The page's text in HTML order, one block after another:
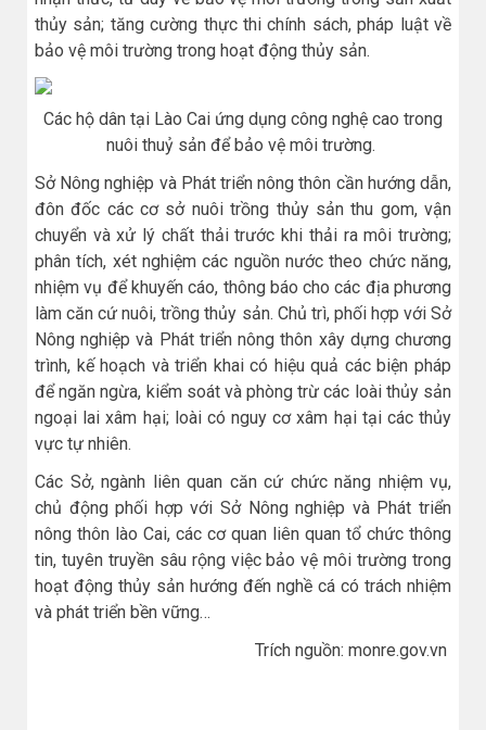
thủy sản; tăng cường thực thi chính sách, pháp luật về
bảo vệ môi trường trong hoạt động thủy sản.
Các hộ dân tại Lào Cai ứng dụng công nghệ cao trong
nuôi thuỷ sản để bảo vệ môi trường.
Sở Nông nghiệp và Phát triển nông thôn cần hướng dẫn,
đôn đốc các cơ sở nuôi trồng thủy sản thu gom, vận
chuyển và xử lý chất thải trước khi thải ra môi trường;
phân tích, xét nghiệm các nguồn nước theo chức năng,
nhiệm vụ để khuyến cáo, thông báo cho các địa phương
làm căn cứ nuôi, trồng thủy sản. Chủ trì, phối hợp với Sở
Nông nghiệp và Phát triển nông thôn xây dựng chương
trình, kế hoạch và triển khai có hiệu quả các biện pháp
để ngăn ngừa, kiểm soát và phòng trừ các loài thủy sản
ngoại lai xâm hại; loài có nguy cơ xâm hại tại các thủy
vực tự nhiên.
Các Sở, ngành liên quan căn cứ chức năng nhiệm vụ,
chủ động phối hợp với Sở Nông nghiệp và Phát triển
nông thôn lào Cai, các cơ quan liên quan tổ chức thông
tin, tuyên truyền sâu rộng việc bảo vệ môi trường trong
hoạt động thủy sản hướng đến nghề cá có trách nhiệm
và phát triển bền vững…
Trích nguồn: monre.gov.vn